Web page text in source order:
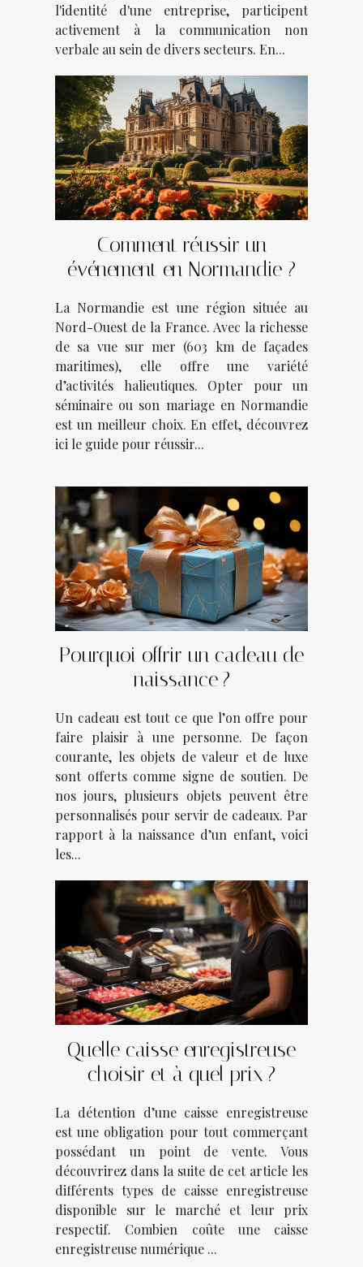
l'identité d'une entreprise, participent
activement à la communication non
verbale au sein de divers secteurs. En...
Comment réussir un
événement en Normandie ?
La Normandie est une région située au
Nord-Ouest de la France. Avec la richesse
de sa vue sur mer (603 km de façades
maritimes), elle offre une variété
d’activités halieutiques. Opter pour un
séminaire ou son mariage en Normandie
est un meilleur choix. En effet, découvrez
ici le guide pour réussir...
Pourquoi offrir un cadeau de
naissance ?
Un cadeau est tout ce que l’on offre pour
faire plaisir à une personne. De façon
courante, les objets de valeur et de luxe
sont offerts comme signe de soutien. De
nos jours, plusieurs objets peuvent être
personnalisés pour servir de cadeaux. Par
rapport à la naissance d’un enfant, voici
les...
Quelle caisse enregistreuse
choisir et à quel prix ?
La détention d’une caisse enregistreuse
est une obligation pour tout commerçant
possédant un point de vente. Vous
découvrirez dans la suite de cet article les
différents types de caisse enregistreuse
disponible sur le marché et leur prix
respectif. Combien coûte une caisse
enregistreuse numérique ...